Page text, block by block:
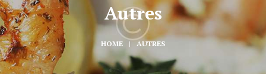
Autres
HOME AUTRES